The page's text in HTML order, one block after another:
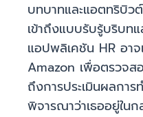
บทบาทและแอตทริบิว
เข้าถึงแบบรับรู้บริบท
แอปพลิเคชัน HR อา
Amazon เพื่อตรวจส
ถึงการประเมินผลกา
พิจารณาว่าเธออยู่ใน